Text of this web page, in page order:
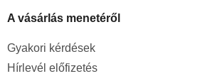
A vásárlás menetéről
Gyakori kérdések
Hírlevél előfizetés